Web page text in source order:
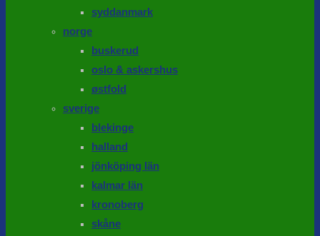
syddanmark
norge
buskerud
oslo & askershus
østfold
sverige
blekinge
halland
jönköping län
kalmar län
kronoberg
skåne